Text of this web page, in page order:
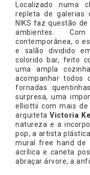
Localizado numa
repleta de galerias
NIKS faz questão
ambientes.
contemporânea, o
e salão dividido
colorido bar, feito
uma ampla
acompanhar todos
fornadas
surpresa, uma
elliottii com mais
arquitetaVictoria
natureza e a
pop, a artista
mural free hand de
acrílica e caneta
abraçar árvore, a